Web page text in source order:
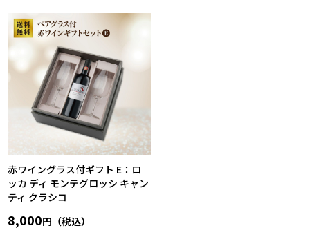
赤ワイングラス付ギフト E：ロ
ッカ ディ モンテグロッシ キャン
ティ クラシコ
8,000円（税込）